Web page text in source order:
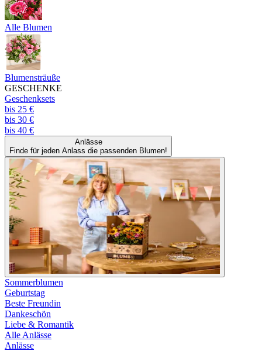
Alle Blumen
Blumensträuße
GESCHENKE
Geschenksets
bis 25 €
bis 30 €
bis 40 €
Anlässe
Finde für jeden Anlass die passenden Blumen!
Sommerblumen
Geburtstag
Beste Freundin
Dankeschön
Liebe & Romantik
Alle Anlässe
Anlässe